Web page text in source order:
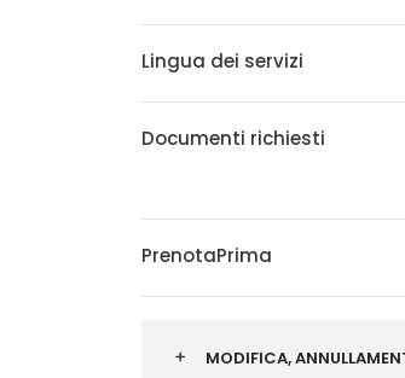
Lingua dei servizi
Documenti richiesti
PrenotaPrima
MODIFICA,